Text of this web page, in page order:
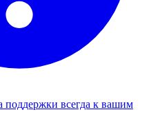
поддержки всегда к вашим